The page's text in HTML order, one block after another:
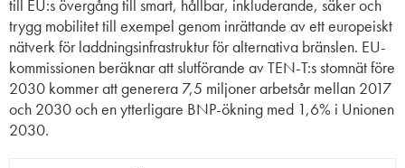
till EU:s övergång till smart, hållbar, inkluderande, säker och
trygg mobilitet till exempel genom inrättande av ett europeiskt
nätverk för laddningsinfrastruktur för alternativa bränslen. EU-
kommissionen beräknar att slutförande av TEN-T:s stomnät före
2030 kommer att generera 7,5 miljoner arbetsår mellan 2017
och 2030 och en ytterligare BNP-ökning med 1,6% i Unionen
2030.